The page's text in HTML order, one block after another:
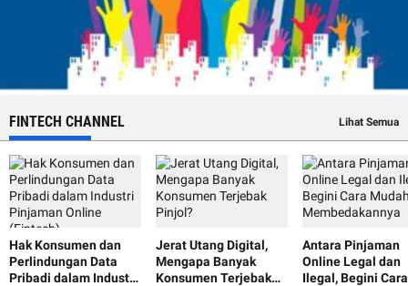
FINTECH CHANNEL Lihat Semua
Hak Konsumen dan
Perlindungan Data
Pribadi dalam Industri
Jerat Utang Digital,
Mengapa Banyak
Konsumen Terjebak
Antara Pinjaman
Online Legal dan
Ilegal, Begini Cara